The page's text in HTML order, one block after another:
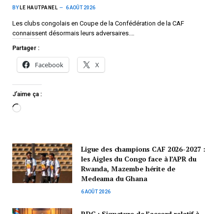
BY LE HAUTPANEL 6 AOÛT 2026
Les clubs congolais en Coupe de la Confédération de la CAF
connaissent désormais leurs adversaires.…
Partager :
Facebook X
J’aime ça :
Ligue des champions CAF 2026-2027 :
les Aigles du Congo face à l’APR du
Rwanda, Mazembe hérite de
Medeama du Ghana
6 AOÛT 2026